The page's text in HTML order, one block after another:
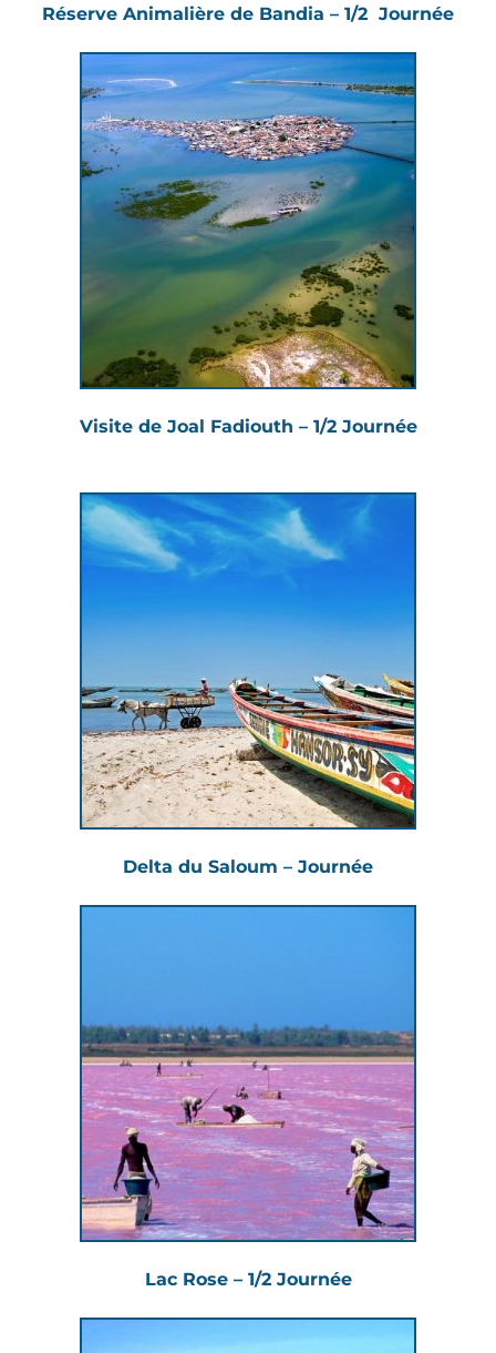
Réserve Animalière de Bandia – 1/2 Journée
Visite de Joal Fadiouth – 1/2 Journée
Delta du Saloum – Journée
Lac Rose – 1/2 Journée